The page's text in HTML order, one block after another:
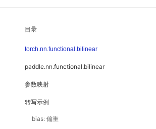
目录
torch.nn.functional.bilinear
paddle.nn.functional.bilinear
参数映射
转写示例
bias: 偏重